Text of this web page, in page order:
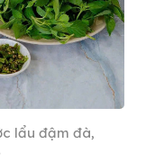
lẩu đậm đà,